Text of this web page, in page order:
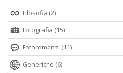
Filosofia (2)
Fotografia (15)
Fotoromanzi (11)
Generiche (6)